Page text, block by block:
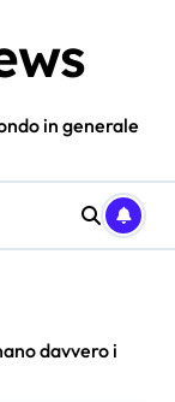
in generale
davvero i